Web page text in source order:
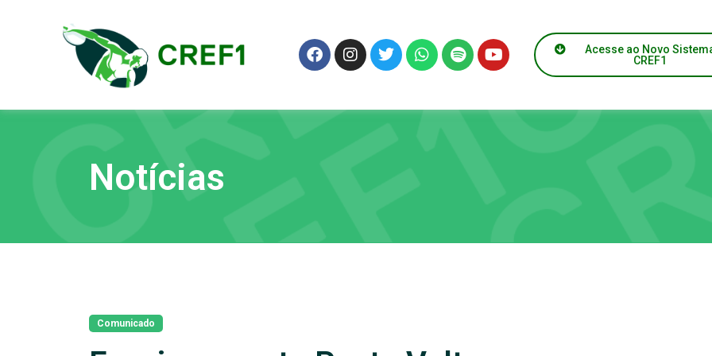
Acesse ao Novo
CREF1
Notícias
Comunicado